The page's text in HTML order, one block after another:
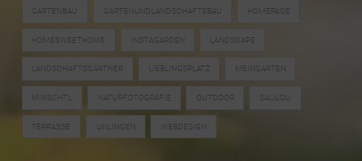
GARTENBAU GARTENUNDLANDSCHAFTSBAU HOMEPAGE
HOMESWEETHOME INSTAGARDEN LANDSCAPE
LANDSCHAFTSGÄRTNER LIEBLINGSPLATZ MEINGARTEN
MINSCHTL NATURFOTOGRAFIE OUTDOOR SALILOU
TERRASSE UNLINGEN WEBDESIGN